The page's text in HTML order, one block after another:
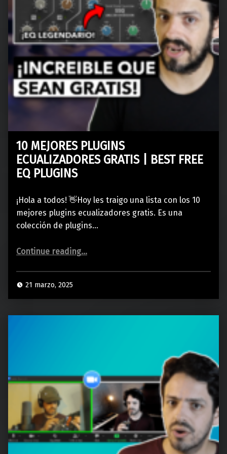
10 MEJORES PLUGINS
ECUALIZADORES GRATIS | BEST FREE
EQ PLUGINS
¡Hola a todos! 👋Hoy les traigo una lista con los 10
mejores plugins ecualizadores gratis. Es una
colección de plugins…
Continue reading“10 MEJORES PLUGINS ECUALIZADORES GRATIS | BEST FREE EQ PLUGINS”
…
21 marzo, 2025